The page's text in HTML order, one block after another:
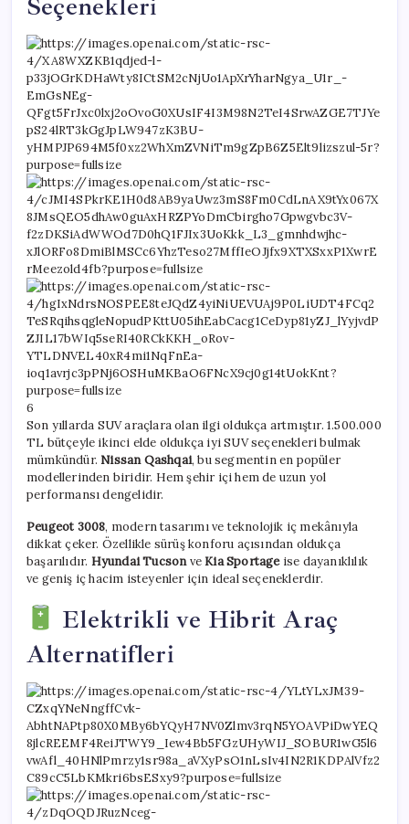
Seçenekleri
6
Son yıllarda SUV araçlara olan ilgi oldukça artmıştır. 1.500.000
TL bütçeyle ikinci elde oldukça iyi SUV seçenekleri bulmak
mümkündür. Nissan Qashqai, bu segmentin en popüler
modellerinden biridir. Hem şehir içi hem de uzun yol
performansı dengelidir.
Peugeot 3008, modern tasarımı ve teknolojik iç mekânıyla
dikkat çeker. Özellikle sürüş konforu açısından oldukça
başarılıdır. Hyundai TucsonveKia Sportageise dayanıklılık
ve geniş iç hacim isteyenler için ideal seçeneklerdir.
Elektrikli ve Hibrit Araç
Alternatifleri